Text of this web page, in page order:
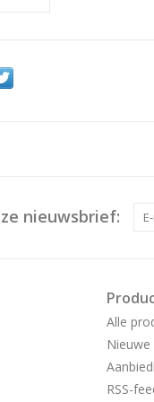
nieuwsbrief:
Alle
RSS-